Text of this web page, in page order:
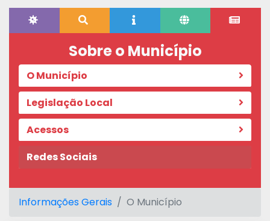
Sobre o Município
O Município
Legislação Local
Acessos
Redes Sociais
Informações Gerais O Município